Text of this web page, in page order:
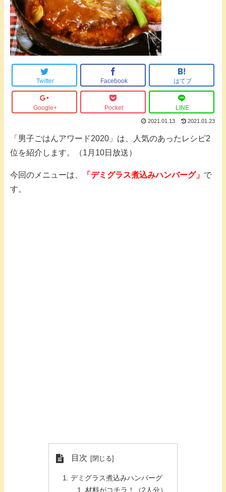
Twitter Facebook はてブ
Google+ Pocket LINE
2021.01.13 2021.01.23
「男子ごはんアワード2020」は、人気のあったレシピ2
位を紹介します。（1月10日放送）
今回のメニューは、 「デミグラス煮込みハンバーグ」 で
す。
目次
デミグラス煮込みハンバーグ
材料がコチラ！（2人分）